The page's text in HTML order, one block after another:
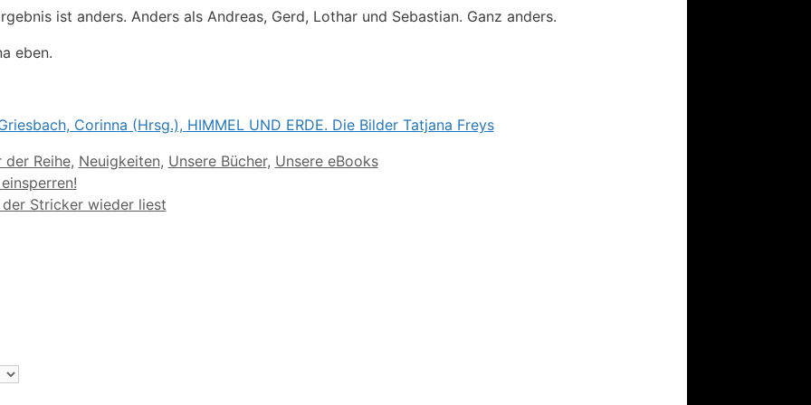
ist anders. Anders als Andreas, Gerd, Lothar und Sebastian. Ganz anders.
eben.
Corinna (Hrsg.), HIMMEL UND ERDE. Die Bilder Tatjana Freys
der Reihe, Neuigkeiten, Unsere Bücher, Unsere eBooks
der Stricker wieder liest